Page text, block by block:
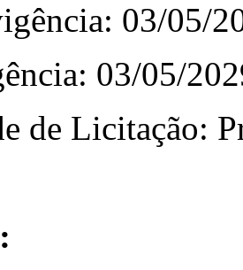
03/05/
03/05/
de Licitação: